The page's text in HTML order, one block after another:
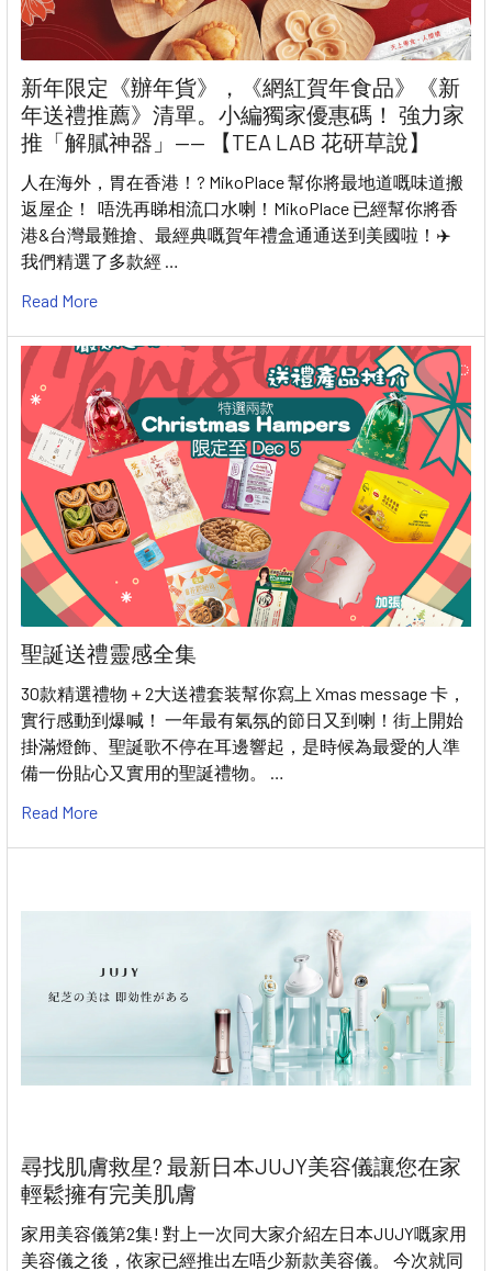
新年限定《辦年貨》，《網紅賀年食品》《新
年送禮推薦》清單。小編獨家優惠碼！ 強力家
推「解膩神器」—— 【TEA LAB 花研草說】
人在海外，胃在香港！? MikoPlace 幫你將最地道嘅味道搬
返屋企！ 唔洗再睇相流口水喇！MikoPlace 已經幫你將香
港&台灣最難搶、最經典嘅賀年禮盒通通送到美國啦！✈️
我們精選了多款經 …
Read More
聖誕送禮靈感全集
30款精選禮物＋2大送禮套装幫你寫上 Xmas message 卡，
實行感動到爆喊！ 一年最有氣氛的節日又到喇！街上開始
掛滿燈飾、聖誕歌不停在耳邊響起，是時候為最愛的人準
備一份貼心又實用的聖誕禮物。 …
Read More
尋找肌膚救星? 最新日本JUJY美容儀讓您在家
輕鬆擁有完美肌膚
家用美容儀第2集! 對上一次同大家介紹左日本JUJY嘅家用
美容儀之後，依家已經推出左唔少新款美容儀。 今次就同